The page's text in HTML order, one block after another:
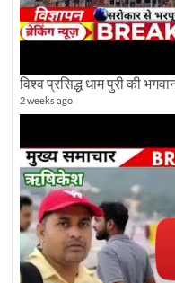
2 weeks ago